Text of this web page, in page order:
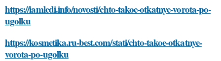
https://iamledi.info/novosti/chto-takoe-otkatnye-vorota-po-
ugolku
https://kosmetika.ru-best.com/stati/chto-takoe-otkatnye-
vorota-po-ugolku